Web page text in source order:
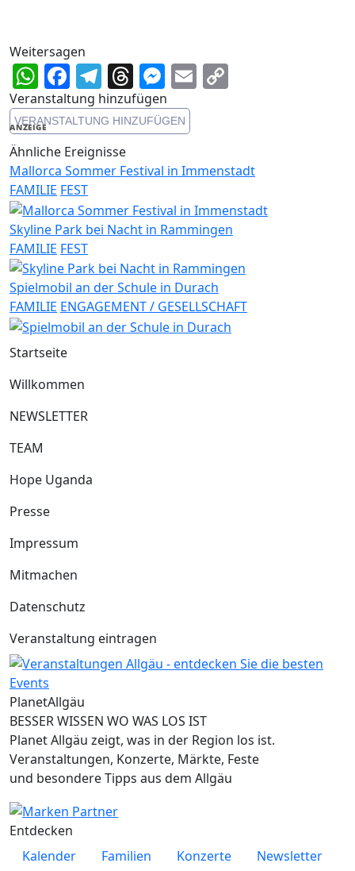
Weitersagen
WhatsApp
Facebook
Telegram
Threads
Messenger
Email
Veranstaltung hinzufügen
VERANSTALTUNG HINZUFÜGEN
ANZEIGE
Ähnliche Ereignisse
Mallorca Sommer Festival in Immenstadt
FAMILIE FEST
Skyline Park bei Nacht in Rammingen
FAMILIE FEST
Spielmobil an der Schule in Durach
FAMILIE ENGAGEMENT / GESELLSCHAFT
Startseite
Willkommen
NEWSLETTER
TEAM
Hope Uganda
Presse
Impressum
Mitmachen
Datenschutz
Veranstaltung eintragen
PlanetAllgäu
BESSER WISSEN WO WAS LOS IST
Planet Allgäu zeigt, was in der Region los ist.
Veranstaltungen, Konzerte, Märkte, Feste
und besondere Tipps aus dem Allgäu
Entdecken
Kalender
Familien Konzerte
Newsletter